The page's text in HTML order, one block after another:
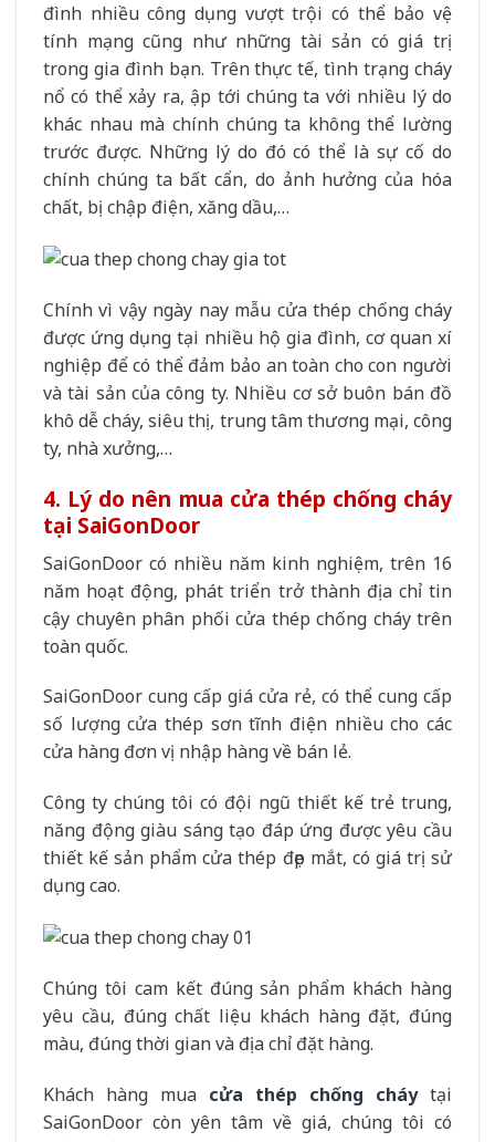
đình nhiều công dụng vượt trội có thể bảo vệ
tính mạng cũng như những tài sản có giá trị
trong gia đình bạn. Trên thực tế, tình trạng cháy
nổ có thể xảy ra, ập tới chúng ta với nhiều lý do
khác nhau mà chính chúng ta không thể lường
trước được. Những lý do đó có thể là sự cố do
chính chúng ta bất cẩn, do ảnh hưởng của hóa
chất, bị chập điện, xăng dầu,…
Chính vì vậy ngày nay mẫu cửa thép chống cháy
được ứng dụng tại nhiều hộ gia đình, cơ quan xí
nghiệp để có thể đảm bảo an toàn cho con người
và tài sản của công ty. Nhiều cơ sở buôn bán đồ
khô dễ cháy, siêu thị, trung tâm thương mại, công
ty, nhà xưởng,…
4. Lý do nên mua cửa thép chống cháy
tại SaiGonDoor
SaiGonDoor có nhiều năm kinh nghiệm, trên 16
năm hoạt động, phát triển trở thành địa chỉ tin
cậy chuyên phân phối cửa thép chống cháy trên
toàn quốc.
SaiGonDoor cung cấp giá cửa rẻ, có thể cung cấp
số lượng cửa thép sơn tĩnh điện nhiều cho các
cửa hàng đơn vị nhập hàng về bán lẻ.
Công ty chúng tôi có đội ngũ thiết kế trẻ trung,
năng động giàu sáng tạo đáp ứng được yêu cầu
thiết kế sản phẩm cửa thép đẹp mắt, có giá trị sử
dụng cao.
Chúng tôi cam kết đúng sản phẩm khách hàng
yêu cầu, đúng chất liệu khách hàng đặt, đúng
màu, đúng thời gian và địa chỉ đặt hàng.
Khách hàng mua cửa thép chống cháytại
SaiGonDoor còn yên tâm về giá, chúng tôi có